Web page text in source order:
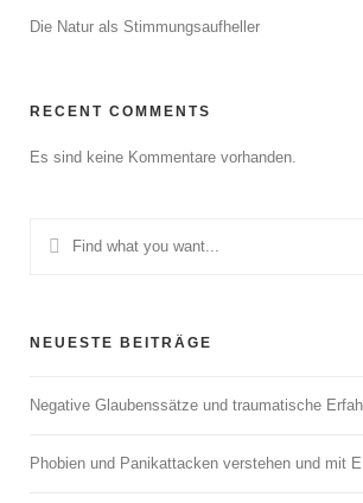
Die Natur als Stimmungsaufheller
RECENT COMMENTS
Es sind keine Kommentare vorhanden.
NEUESTE BEITRÄGE
Negative Glaubenssätze und traumatische
Phobien und Panikattacken verstehen und mit